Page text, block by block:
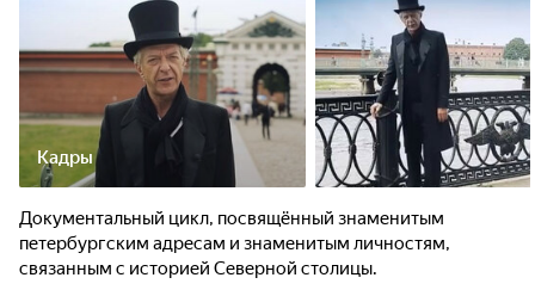
Кадры
Документальный цикл, посвящённый знаменитым
петербургским адресам и знаменитым личностям,
связанным с историей Северной столицы.